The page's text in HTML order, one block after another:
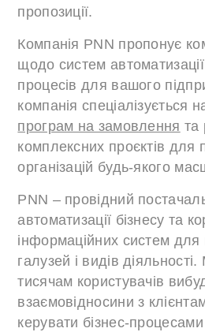
пропозиції.
Компанія PNN пропонує
щодо систем
процесів для вашого
компанія спеціалізується
програм на замовлення та
комплексних проєктів для
організацій будь-якого
PNN – провідний
автоматизації бізнесу та
інформаційних систем для
галузей і видів
тисячам користувачів
взаємовідносини з
керувати бізнес-